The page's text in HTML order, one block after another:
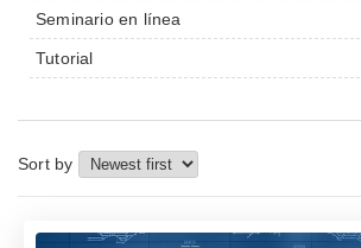
Seminario en línea
Tutorial
Sort by